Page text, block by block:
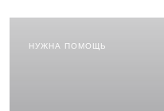
НУЖНА ПОМОЩЬ